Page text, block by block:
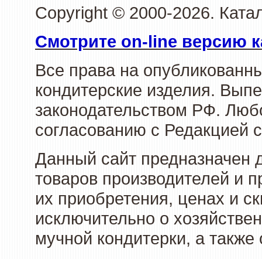
Copyright © 2000-2026.
Смотрите on-line версию
Все права на
кондитерские изделия.
законодательством РФ.
согласованию с Редакцией
Данный сайт предназначен
товаров производителей и
их приобретения, ценах и
исключительно о
мучной кондитерки, а